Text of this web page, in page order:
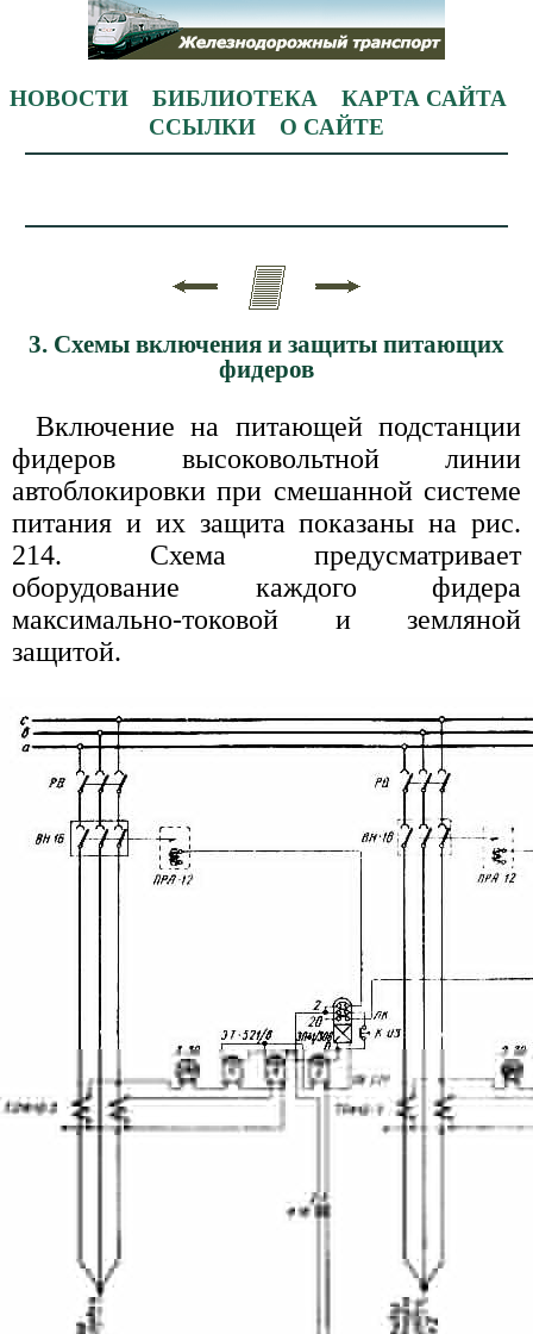
НОВОСТИ БИБЛИОТЕКА
КАРТА САЙТА
ССЫЛКИ
О САЙТЕ
3. Схемы включения и защиты питающих
фидеров
Включение на питающей подстанции
фидеров высоковольтной линии
автоблокировки при смешанной системе
питания и их защита показаны на рис.
214. Схема предусматривает
оборудование каждого фидера
максимально-токовой и земляной
защитой.